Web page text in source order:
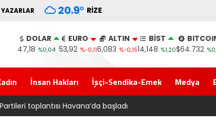
YAZARLAR 20.9° RIZE
DOLAR
47,18 %0,04
EURO
53,92 %-0,11
ALTIN
6,083 %-0,15
BİST
14,148 %1,20$64.732
İnsan Hakları İşçi-Sendika-Emek Medya
teklifi Adalet Komisyonu’ndan geçti